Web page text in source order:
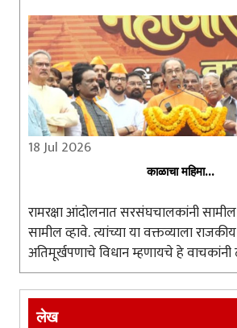
दिल्लीतील जंतरमंतरवर ..
18 Jul 2026
काळाचा महिमा...
रामरक्षा आंदोलनात सरसंघचालकांनी सामील
सामील व्हावे. त्यांच्या या वक्तव्याला
अतिमूर्खपणाचे विधान म्हणायचे हे वाचकांनी
ट्रम्प, ब्रिटनचे पंतप्रधान, रशियाचे पुतीन
..
लेख